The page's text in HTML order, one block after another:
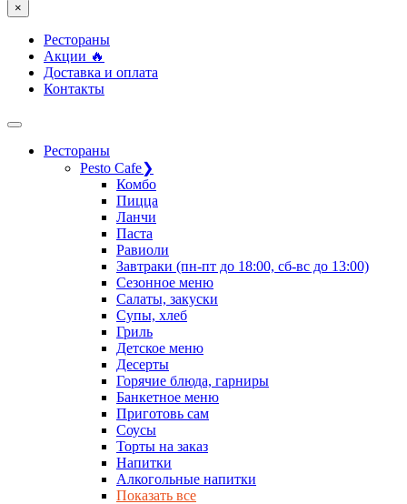
×
Рестораны
Акции 🔥
Доставка и оплата
Контакты
Рестораны
Pesto Cafe❯
Комбо
Пицца
Ланчи
Паста
Равиоли
Завтраки (пн-пт до 18:00, сб-вс до 13:00)
Сезонное меню
Салаты, закуски
Супы, хлеб
Гриль
Детское меню
Десерты
Горячие блюда, гарниры
Банкетное меню
Приготовь сам
Соусы
Торты на заказ
Напитки
Алкогольные напитки
Показать все